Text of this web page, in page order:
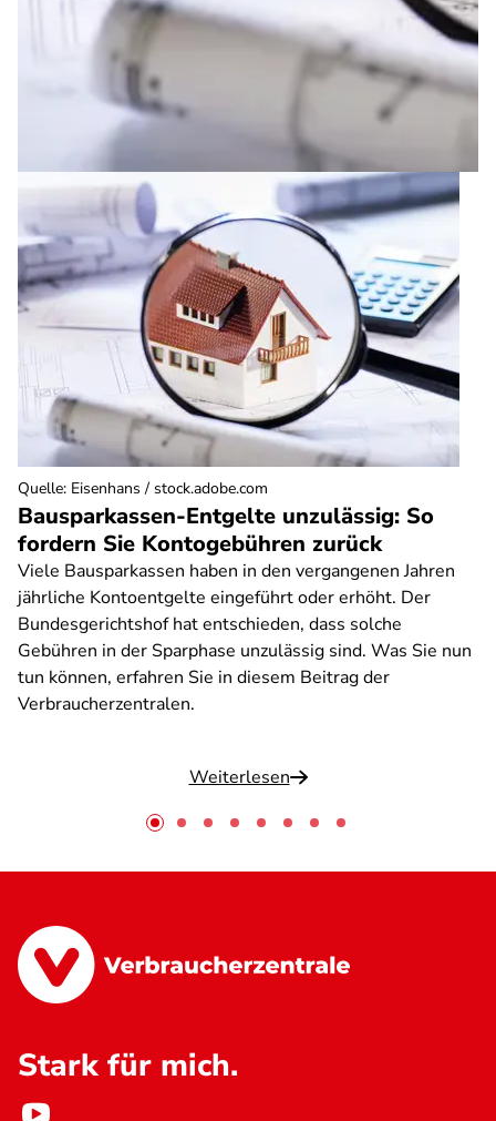
Bausparkassen-Entgelte unzulässig: So
fordern Sie Kontogebühren zurück
Viele Bausparkassen haben in den vergangenen Jahren
jährliche Kontoentgelte eingeführt oder erhöht. Der
Bundesgerichtshof hat entschieden, dass solche
Gebühren in der Sparphase unzulässig sind. Was Sie nun
tun können, erfahren Sie in diesem Beitrag der
Verbraucherzentralen.
Weiterlesen
Quelle: Eisenhans / stock.adobe.com
Stark für mich.